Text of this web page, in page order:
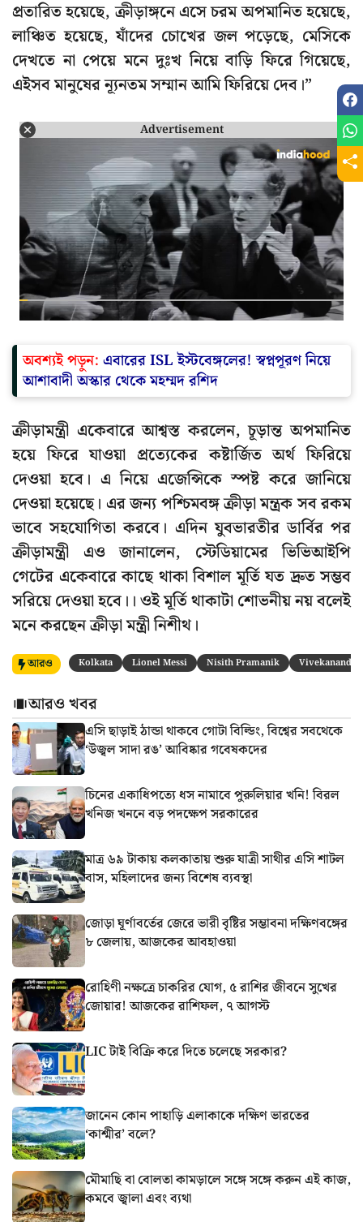
প্রতারিত হয়েছে, ক্রীড়াঙ্গনে এসে চরম অপমানিত হয়েছে,
লাঞ্চিত হয়েছে, যাঁদের চোখের জল পড়েছে, মেসিকে
দেখতে না পেয়ে মনে দুঃখ নিয়ে বাড়ি ফিরে গিয়েছে,
এইসব মানুষের ন্যূনতম সম্মান আমি ফিরিয়ে দেব।”
Advertisement
অবশ্যই পড়ুন: এবারের ISL ইস্টবেঙ্গলের! স্বপ্নপূরণ নিয়ে
আশাবাদী অস্কার থেকে মহম্মদ রশিদ
ক্রীড়ামন্ত্রী একেবারে আশ্বস্ত করলেন, চূড়ান্ত অপমানিত
হয়ে ফিরে যাওয়া প্রত্যেকের কষ্টার্জিত অর্থ ফিরিয়ে
দেওয়া হবে। এ নিয়ে এজেন্সিকে স্পষ্ট করে জানিয়ে
দেওয়া হয়েছে। এর জন্য পশ্চিমবঙ্গ ক্রীড়া মন্ত্রক সব রকম
ভাবে সহযোগিতা করবে। এদিন যুবভারতীর ডার্বির পর
ক্রীড়ামন্ত্রী এও জানালেন, স্টেডিয়ামের ভিভিআইপি
গেটের একেবারে কাছে থাকা বিশাল মূর্তি যত দ্রুত সম্ভব
সরিয়ে দেওয়া হবে।। ওই মূর্তি থাকাটা শোভনীয় নয় বলেই
মনে করছেন ক্রীড়া মন্ত্রী নিশীথ।
আরও Kolkata Lionel Messi Nisith Pramanik Vivekananda
আরও খবর
এসি ছাড়াই ঠান্ডা থাকবে গোটা বিল্ডিং, বিশ্বের সবথেকে
‘উজ্বল সাদা রঙ’ আবিষ্কার গবেষকদের
চিনের একাধিপত্যে ধস নামাবে পুরুলিয়ার খনি! বিরল
খনিজ খননে বড় পদক্ষেপ সরকারের
মাত্র ৬৯ টাকায় কলকাতায় শুরু যাত্রী সাথীর এসি শাটল
বাস, মহিলাদের জন্য বিশেষ ব্যবস্থা
জোড়া ঘূর্ণাবর্তের জেরে ভারী বৃষ্টির সম্ভাবনা দক্ষিণবঙ্গের
৮ জেলায়, আজকের আবহাওয়া
রোহিণী নক্ষত্রে চাকরির যোগ, ৫ রাশির জীবনে সুখের
জোয়ার! আজকের রাশিফল, ৭ আগস্ট
LIC টাই বিক্রি করে দিতে চলেছে সরকার?
জানেন কোন পাহাড়ি এলাকাকে দক্ষিণ ভারতের
‘কাশ্মীর’ বলে?
মৌমাছি বা বোলতা কামড়ালে সঙ্গে সঙ্গে করুন এই কাজ,
কমবে জ্বালা এবং ব্যথা